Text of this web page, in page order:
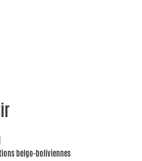
belgo-boliviennes